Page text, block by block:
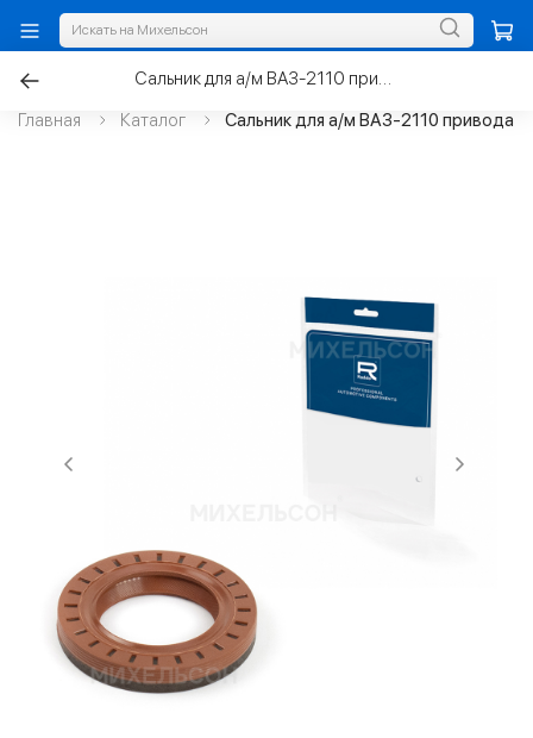
Главная Каталог Сальник для а/м ВАЗ-2110 привода